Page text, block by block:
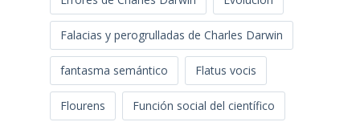
Falacias y perogrulladas de Charles Darwin
fantasma semántico Flatus vocis
Flourens Función social del científico